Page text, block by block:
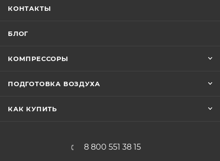
КОНТАКТЫ
БЛОГ
КОМПРЕССОРЫ
ПОДГОТОВКА ВОЗДУХА
КАК КУПИТЬ
8 800 551 38 15